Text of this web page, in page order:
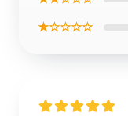
★☆☆☆☆